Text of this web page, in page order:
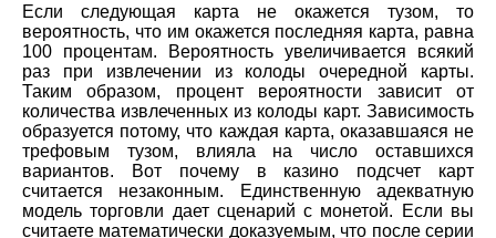
Если следующая карта не окажется тузом, то
вероятность, что им окажется последняя карта, равна
100 процентам. Вероятность увеличивается всякий
раз при извлечении из колоды очередной карты.
Таким образом, процент вероятности зависит от
количества извлеченных из колоды карт. Зависимость
образуется потому, что каждая карта, оказавшаяся не
трефовым тузом, влияла на число оставшихся
вариантов. Вот почему в казино подсчет карт
считается незаконным. Единственную адекватную
модель торговли дает сценарий с монетой. Если вы
считаете математически доказуемым, что после серии